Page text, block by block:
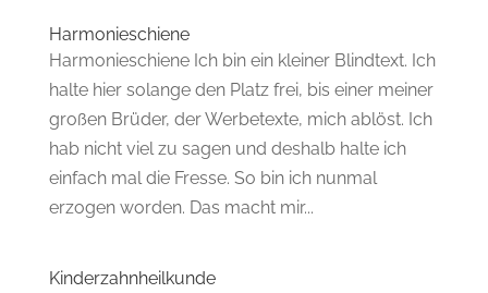
Harmonieschiene
Harmonieschiene Ich bin ein kleiner Blindtext. Ich
halte hier solange den Platz frei, bis einer meiner
großen Brüder, der Werbetexte, mich ablöst. Ich
hab nicht viel zu sagen und deshalb halte ich
einfach mal die Fresse. So bin ich nunmal
erzogen worden. Das macht mir...
Kinderzahnheilkunde